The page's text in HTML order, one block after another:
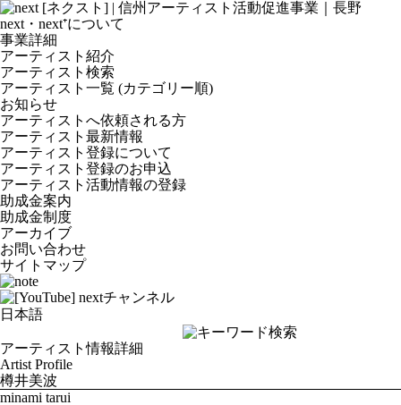
next・next⁺について
事業詳細
アーティスト紹介
アーティスト検索
アーティスト一覧 (カテゴリー順)
お知らせ
アーティストへ依頼される方
アーティスト最新情報
アーティスト登録について
アーティスト登録のお申込
アーティスト活動情報の登録
助成金案内
助成金制度
アーカイブ
お問い合わせ
サイトマップ
アーティスト情報詳細
Artist Profile
樽井美波
minami tarui